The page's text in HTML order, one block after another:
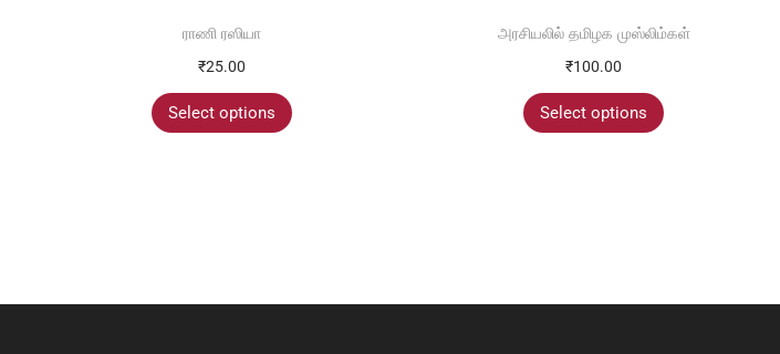
ராணி ரஸியா
₹25.00
Select options
அரசியலில் தமிழக முஸ்லிம்கள்
₹100.00
Select options